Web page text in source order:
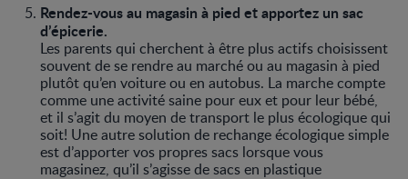
Rendez-vous au magasin à pied et apportez un sac
d’épicerie.
Les parents qui cherchent à être plus actifs choisissent
souvent de se rendre au marché ou au magasin à pied
plutôt qu’en voiture ou en autobus. La marche compte
comme une activité saine pour eux et pour leur bébé,
et il s’agit du moyen de transport le plus écologique qui
soit! Une autre solution de rechange écologique simple
est d’apporter vos propres sacs lorsque vous
magasinez, qu’il s’agisse de sacs en plastique